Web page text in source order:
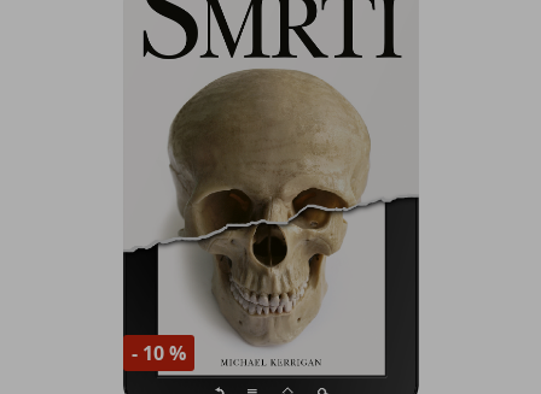
- 10 %